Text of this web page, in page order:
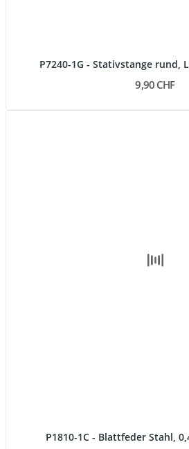
P7240-1G - Stativstange rund,
9,90 CHF